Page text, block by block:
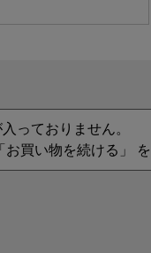
っておりません。
買い物を続ける」